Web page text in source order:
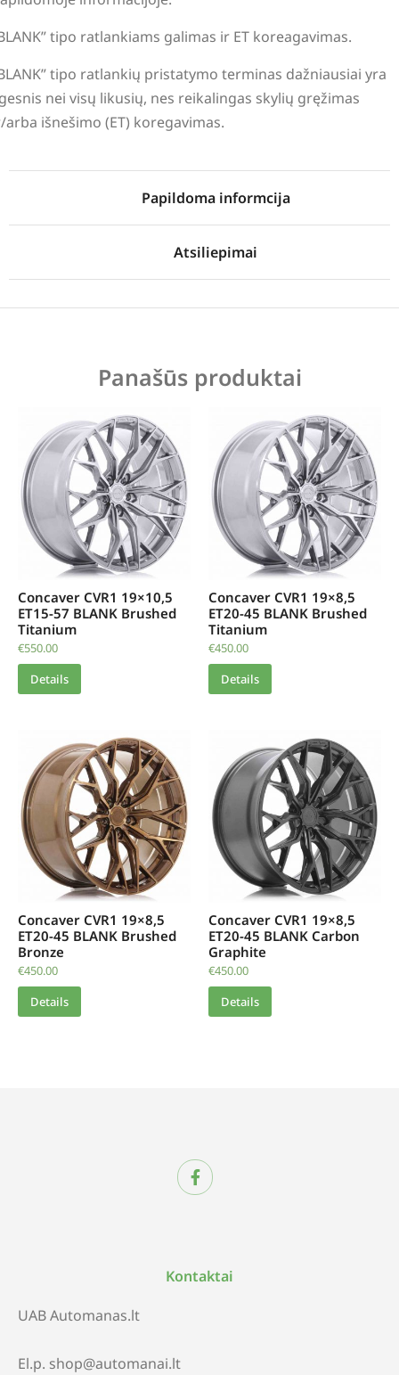
tipo ratlankiams galimas ir ET koreagavimas.
tipo ratlankių pristatymo terminas dažniausiai yra
nei visų likusių, nes reikalingas skylių gręžimas
arba išnešimo (ET) koregavimas.
Papildoma informcija
Atsiliepimai
Panašūs produktai
Concaver CVR1 19×10,5
ET15-57 BLANK Brushed
Titanium
€550.00
Details
Concaver CVR1 19×8,5
ET20-45 BLANK Brushed
Titanium
€450.00
Details
Concaver CVR1 19×8,5
ET20-45 BLANK Brushed
Bronze
€450.00
Details
Concaver CVR1 19×8,5
ET20-45 BLANK Carbon
Graphite
€450.00
Details
Kontaktai
UAB Automanas.lt
El.p. shop@automanai.lt